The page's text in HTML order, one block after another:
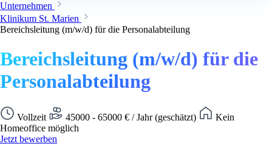
Unternehmen
Klinikum St. Marien
Bereichsleitung (m/w/d) für die Personalabteilung
Bereichsleitung (m/w/d) für die
Personalabteilung
Vollzeit 45000 - 65000 € / Jahr (geschätzt)
Kein
Homeoffice möglich
Jetzt bewerben